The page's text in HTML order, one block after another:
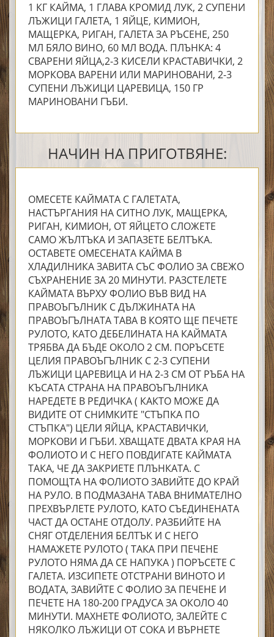
1 КГ КАЙМА, 1 ГЛАВА КРОМИД ЛУК, 2 СУПЕНИ
ЛЪЖИЦИ ГАЛЕТА, 1 ЯЙЦЕ, КИМИОН,
МАЩЕРКА, РИГАН, ГАЛЕТА ЗА РЪСЕНЕ, 250
МЛ БЯЛО ВИНО, 60 МЛ ВОДА. ПЛЪНКА: 4
СВАРЕНИ ЯЙЦА,2-3 КИСЕЛИ КРАСТАВИЧКИ, 2
МОРКОВА ВАРЕНИ ИЛИ МАРИНОВАНИ, 2-3
СУПЕНИ ЛЪЖИЦИ ЦАРЕВИЦА, 150 ГР
МАРИНОВАНИ ГЪБИ.
НАЧИН НА ПРИГОТВЯНЕ:
ОМЕСЕТЕ КАЙМАТА С ГАЛЕТАТА,
НАСТЪРГАНИЯ НА СИТНО ЛУК, МАЩЕРКА,
РИГАН, КИМИОН, ОТ ЯЙЦЕТО СЛОЖЕТЕ
САМО ЖЪЛТЪКА И ЗАПАЗЕТЕ БЕЛТЪКА.
ОСТАВЕТЕ ОМЕСЕНАТА КАЙМА В
ХЛАДИЛНИКА ЗАВИТА СЪС ФОЛИО ЗА СВЕЖО
СЪХРАНЕНИЕ ЗА 20 МИНУТИ. РАЗСТЕЛЕТЕ
КАЙМАТА ВЪРХУ ФОЛИО ВЪВ ВИД НА
ПРАВОЪГЪЛНИК С ДЪЛЖИНАТА НА
ПРАВОЪГЪЛНАТА ТАВА В КОЯТО ЩЕ ПЕЧЕТЕ
РУЛОТО, КАТО ДЕБЕЛИНАТА НА КАЙМАТА
ТРЯБВА ДА БЪДЕ ОКОЛО 2 СМ. ПОРЪСЕТЕ
ЦЕЛИЯ ПРАВОЪГЪЛНИК С 2-3 СУПЕНИ
ЛЪЖИЦИ ЦАРЕВИЦА И НА 2-3 СМ ОТ РЪБА НА
КЪСАТА СТРАНА НА ПРАВОЪГЪЛНИКА
НАРЕДЕТЕ В РЕДИЧКА ( КАКТО МОЖЕ ДА
ВИДИТЕ ОТ СНИМКИТЕ "СТЪПКА ПО
СТЪПКА") ЦЕЛИ ЯЙЦА, КРАСТАВИЧКИ,
МОРКОВИ И ГЪБИ. ХВАЩАТЕ ДВАТА КРАЯ НА
ФОЛИОТО И С НЕГО ПОВДИГАТЕ КАЙМАТА
ТАКА, ЧЕ ДА ЗАКРИЕТЕ ПЛЪНКАТА. С
ПОМОЩТА НА ФОЛИОТО ЗАВИЙТЕ ДО КРАЙ
НА РУЛО. В ПОДМАЗАНА ТАВА ВНИМАТЕЛНО
ПРЕХВЪРЛЕТЕ РУЛОТО, КАТО СЪЕДИНЕНАТА
ЧАСТ ДА ОСТАНЕ ОТДОЛУ. РАЗБИЙТЕ НА
СНЯГ ОТДЕЛЕНИЯ БЕЛТЪК И С НЕГО
НАМАЖЕТЕ РУЛОТО ( ТАКА ПРИ ПЕЧЕНЕ
РУЛОТО НЯМА ДА СЕ НАПУКА ) ПОРЪСЕТЕ С
ГАЛЕТА. ИЗСИПЕТЕ ОТСТРАНИ ВИНОТО И
ВОДАТА, ЗАВИЙТЕ С ФОЛИО ЗА ПЕЧЕНЕ И
ПЕЧЕТЕ НА 180-200 ГРАДУСА ЗА ОКОЛО 40
МИНУТИ. МАХНЕТЕ ФОЛИОТО, ЗАЛЕЙТЕ С
НЯКОЛКО ЛЪЖИЦИ ОТ СОКА И ВЪРНЕТЕ